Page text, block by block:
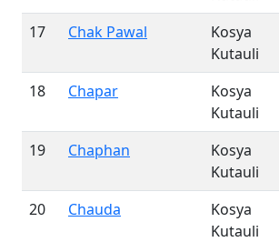
17 Chak Pawal
Kosya
Kutauli
18 Chapar
Kosya
Kutauli
19 Chaphan
Kosya
Kutauli
20 Chauda
Kosya
Kutauli